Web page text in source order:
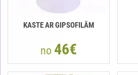
KASTE AR GIPSOFILĀM
no 46€